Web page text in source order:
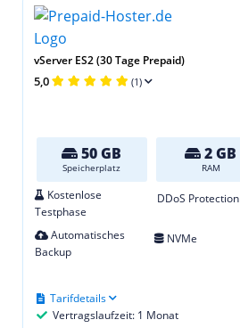
vServer ES2 (30 Tage Prepaid)
5,0 (1)
50 GB
Speicherplatz
2 GB
RAM
Kostenlose
Testphase
DDoS Protection
Automatisches
Backup
NVMe
Vertragslaufzeit: 1 Monat
Tarifdetails